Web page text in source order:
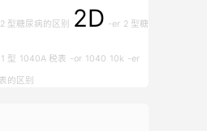
型糖尿病的区别 2D -er 2 型糖
1 型 1040A 税表 -or 1040 10k -er
的区别